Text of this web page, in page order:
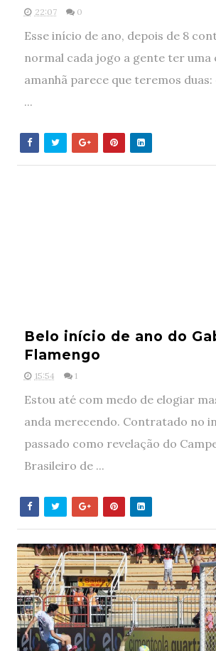
22:07 0
Esse início de ano, depois de 8
normal cada jogo a gente ter uma
amanhã parece que teremos
...
Belo início de ano do
Flamengo
15:54 1
Estou até com medo de elogiar
anda merecendo. Contratado no
passado como revelação do
Brasileiro de ...